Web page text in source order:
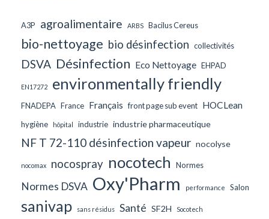
A3P agroalimentaire ARBS Bacilus Cereus
bio-nettoyage bio désinfection collectivités
DSVA Désinfection Eco Nettoyage EHPAD
EN17272 environmentally friendly
FNADEPA France Français front page sub event HOCLean
hygiène hôpital industrie industrie pharmaceutique
NF T 72-110 désinfection vapeur nocolyse
nocomax nocospray nocotech Normes
Normes DSVA Oxy'Pharm performance Salon
sanivap sans résidus Santé SF2H Socotech